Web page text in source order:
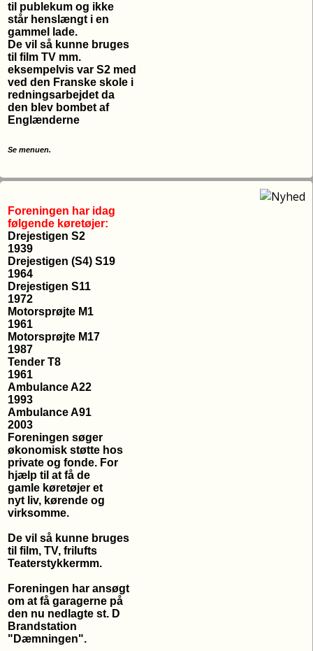
til publekum og ikke
står henslængt i en
gammel lade.
De vil så kunne bruges
til film TV mm.
eksempelvis var S2 med
ved den Franske skole i
redningsarbejdet da
den blev bombet af
Englænderne
Se menuen.
Foreningen har idag
følgende køretøjer:
Drejestigen S2
1939
Drejestigen (S4) S19
1964
Drejestigen S11
1972
Motorsprøjte M1
1961
Motorsprøjte M17
1987
Tender T8
1961
Ambulance A22
1993
Ambulance A91
2003
Foreningen søger
økonomisk støtte hos
private og fonde. For
hjælp til at få de
gamle køretøjer et
nyt liv, kørende og
virksomme.
De vil så kunne bruges
til film, TV, frilufts
Teaterstykkermm.
Foreningen har ansøgt
om at få garagerne på
den nu nedlagte st. D
Brandstation
"Dæmningen".